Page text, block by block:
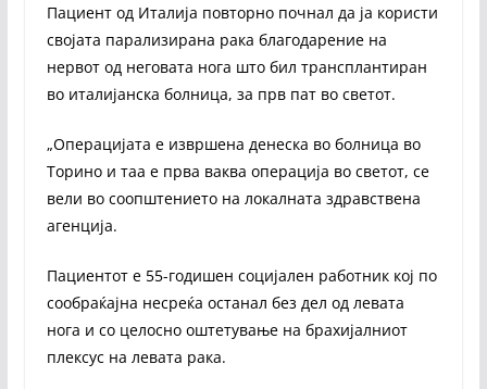
Пациент од Италија повторно почнал да ја користи
својата парализирана рака благодарение на
нервот од неговата нога што бил трансплантиран
во италијанска болница, за прв пат во светот.
„Операцијата е извршена денеска во болница во
Торино и таа е прва ваква операција во светот, се
вели во соопштението на локалната здравствена
агенција.
Пациентот е 55-годишен социјален работник кој по
сообраќајна несреќа останал без дел од левата
нога и со целосно оштетување на брахијалниот
плексус на левата рака.